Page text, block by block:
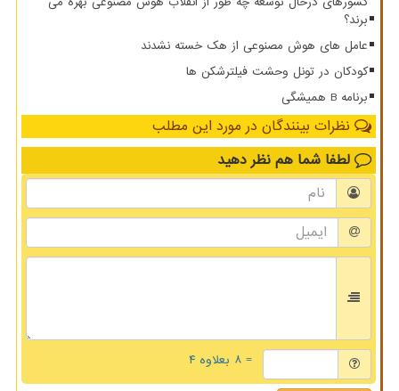
برند؟
عامل های هوش مصنوعی از هک خسته نشدند
کودکان در تونل وحشت فیلترشکن ها
برنامه B همیشگی
نظرات بینندگان در مورد این مطلب
لطفا شما هم نظر دهید
= ۸ بعلاوه ۴